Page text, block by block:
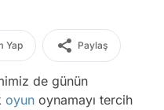
Yap Paylaş
de günün
oyun oynamayı tercih